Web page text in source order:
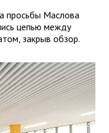
просьбы Маслова
цепью между
закрыв обзор.